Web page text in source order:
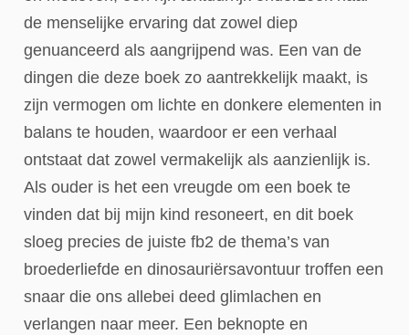
de menselijke ervaring dat zowel diep
genuanceerd als aangrijpend was. Een van de
dingen die deze boek zo aantrekkelijk maakt, is
zijn vermogen om lichte en donkere elementen in
balans te houden, waardoor er een verhaal
ontstaat dat zowel vermakelijk als aanzienlijk is.
Als ouder is het een vreugde om een boek te
vinden dat bij mijn kind resoneert, en dit boek
sloeg precies de juiste fb2 de thema’s van
broederliefde en dinosauriërsavontuur troffen een
snaar die ons allebei deed glimlachen en
verlangen naar meer. Een beknopte en